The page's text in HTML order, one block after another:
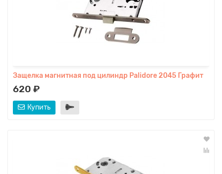
Защелка магнитная под цилиндр Palidore 2045 Графит
620 ₽
Купить